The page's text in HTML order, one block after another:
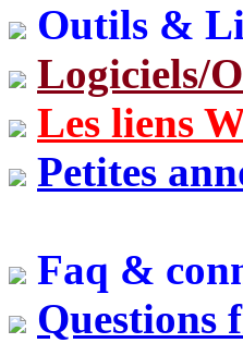
Outils &
Logiciels/
Les liens
Petites
Faq &
Questions